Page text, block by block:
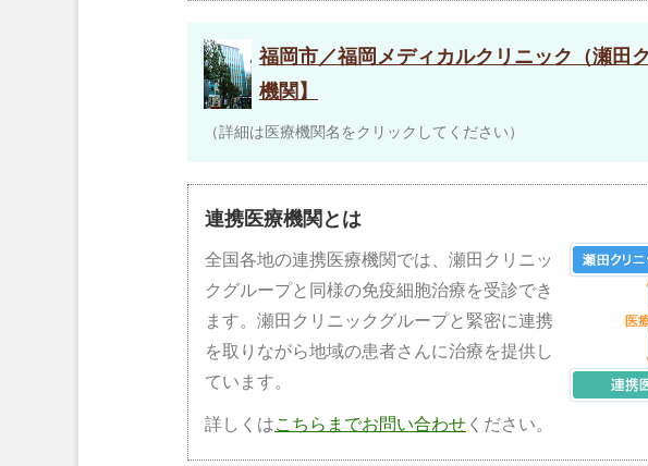
福岡市／福岡メディカルクリニック（瀬田
機関】
（詳細は医療機関名をクリックしてください）
連携医療機関とは
全国各地の連携医療機関では、瀬田クリニッ
クグループと同様の免疫細胞治療を受診でき
ます。瀬田クリニックグループと緊密に連携
を取りながら地域の患者さんに治療を提供し
ています。
詳しくはこちらまでお問い合わせ ください。